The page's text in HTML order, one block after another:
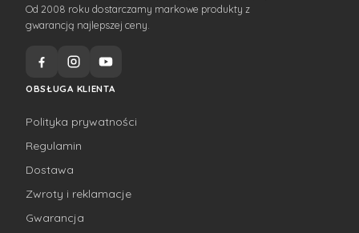
Od 2008 roku dostarczamy markowe produkty z
gwarancją najlepszej ceny.
OBSŁUGA KLIENTA
Polityka prywatności
Regulamin
Dostawa
Zwroty i reklamacje
Gwarancja